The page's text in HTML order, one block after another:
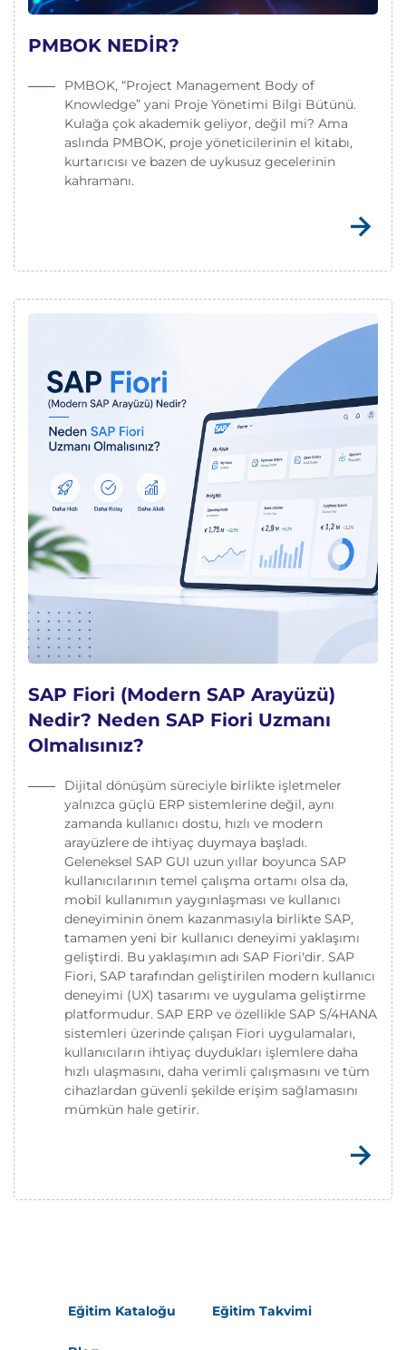
PMBOK NEDİR?
PMBOK, “Project Management Body of
Knowledge” yani Proje Yönetimi Bilgi Bütünü.
Kulağa çok akademik geliyor, değil mi? Ama
aslında PMBOK, proje yöneticilerinin el kitabı,
kurtarıcısı ve bazen de uykusuz gecelerinin
kahramanı.
SAP Fiori (Modern SAP Arayüzü)
Nedir? Neden SAP Fiori Uzmanı
Olmalısınız?
Dijital dönüşüm süreciyle birlikte işletmeler
yalnızca güçlü ERP sistemlerine değil, aynı
zamanda kullanıcı dostu, hızlı ve modern
arayüzlere de ihtiyaç duymaya başladı.
Geleneksel SAP GUI uzun yıllar boyunca SAP
kullanıcılarının temel çalışma ortamı olsa da,
mobil kullanımın yaygınlaşması ve kullanıcı
deneyiminin önem kazanmasıyla birlikte SAP,
tamamen yeni bir kullanıcı deneyimi yaklaşımı
geliştirdi. Bu yaklaşımın adı SAP Fiori'dir. SAP
Fiori, SAP tarafından geliştirilen modern kullanıcı
deneyimi (UX) tasarımı ve uygulama geliştirme
platformudur. SAP ERP ve özellikle SAP S/4HANA
sistemleri üzerinde çalışan Fiori uygulamaları,
kullanıcıların ihtiyaç duydukları işlemlere daha
hızlı ulaşmasını, daha verimli çalışmasını ve tüm
cihazlardan güvenli şekilde erişim sağlamasını
mümkün hale getirir.
Eğitim Kataloğu Eğitim Takvimi